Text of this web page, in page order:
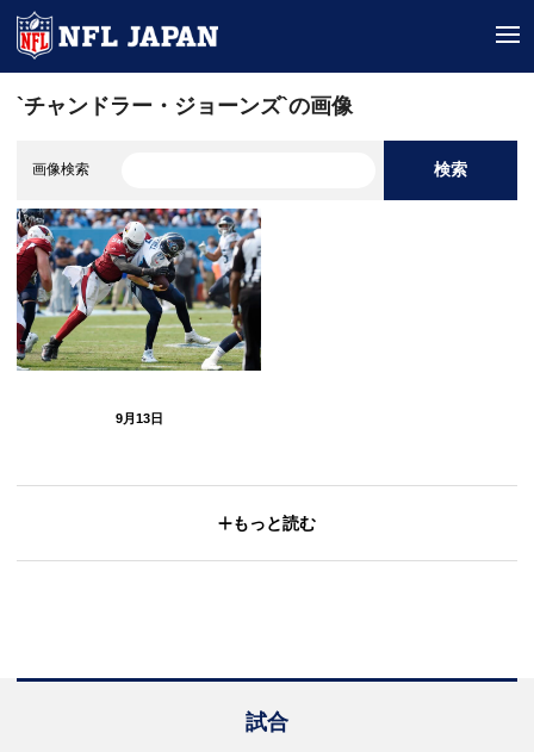
`チャンドラー・ジョーンズ`の画像
画像検索 検索
9月13日
もっと読む
試合